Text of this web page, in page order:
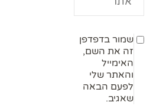
שמור בדפדפן
זה את השם,
האימייל
והאתר שלי
לפעם הבאה
שאגיב.